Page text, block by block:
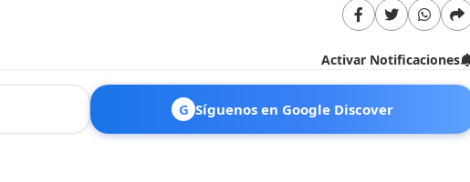
Activar Notificaciones
G Síguenos en Google Discover